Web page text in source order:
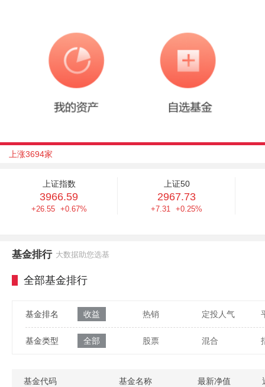
上涨3694家
上证指数
3966.59
+26.55 +0.67%
上证50
2967.73
+7.31 +0.25%
基金排行 大数据助您选基
全部基金排行
基金排名 收益 热销 定投人气
基金类型 全部 股票 混合
基金代码 基金名称 最新净值